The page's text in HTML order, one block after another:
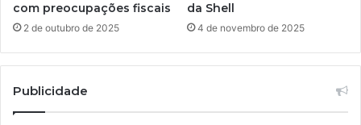
com preocupações fiscais
2 de outubro de 2025
da Shell
4 de novembro de 2025
Publicidade